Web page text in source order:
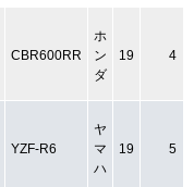
CBR600RR
ホ
ン
ダ
19 4
YZF-R6
ヤ
マ
ハ
19 5